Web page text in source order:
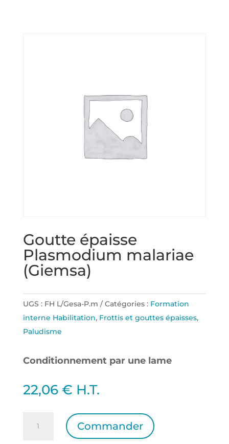
Goutte épaisse
Plasmodium malariae
(Giemsa)
UGS : FH L/Gesa-P.m Catégories : Formation
interne Habilitation, Frottis et gouttes épaisses,
Paludisme
Conditionnement par une lame
22,06 € H.T.
Commander